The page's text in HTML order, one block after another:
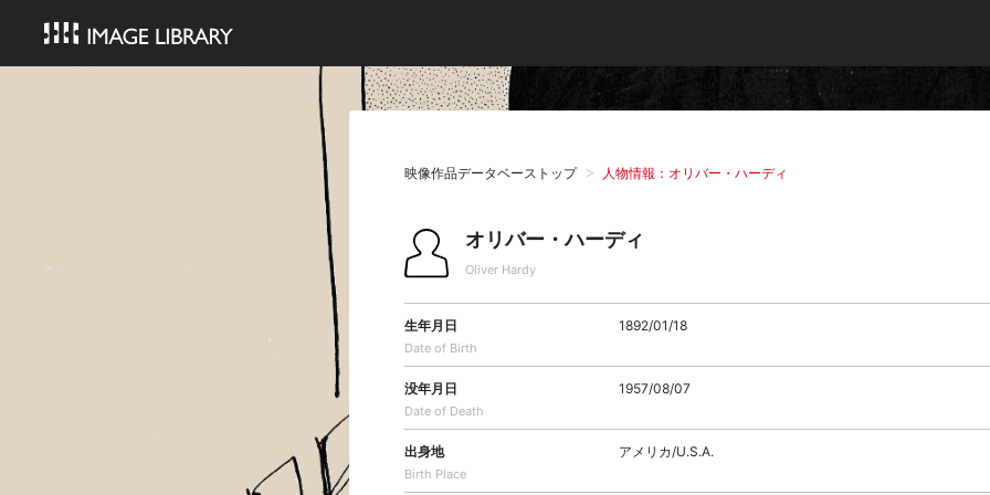
映像作品データベーストップ 人物情報：オリバー・ハーディ
オリバー・ハーディ
Oliver Hardy
生年月日
Date of Birth
1892/01/18
没年月日
Date of Death
1957/08/07
出身地
Birth Place
アメリカ/U.S.A.